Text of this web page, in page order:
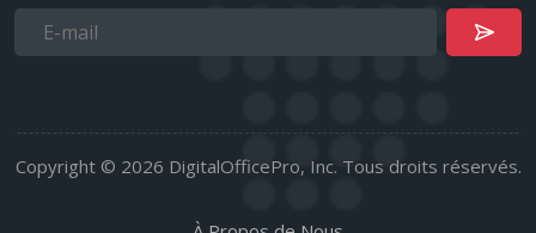
Copyright © 2026 DigitalOfficePro, Inc. Tous droits réservés.